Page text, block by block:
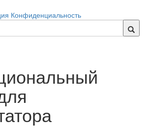
Конфиденциальность